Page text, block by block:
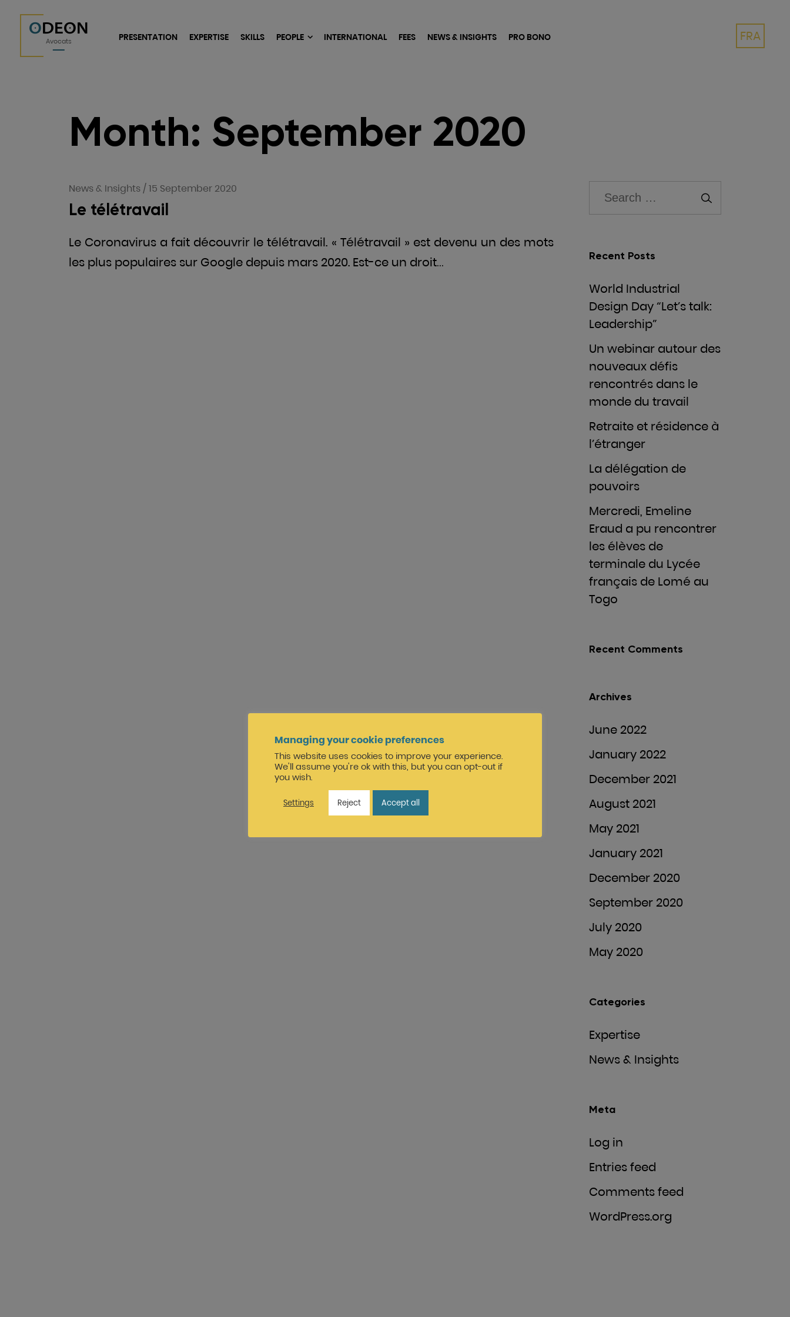
ODEON
Avocats PRESENTATION EXPERTISE SKILLS PEOPLE INTERNATIONAL FEES NEWS & INSIGHTS PRO BONO FRA
Month: September 2020
News & Insights /15 September 2020
Le télétravail
Le Coronavirus a fait découvrir le télétravail. « Télétravail » est devenu un des mots
les plus populaires sur Google depuis mars 2020. Est-ce un droit…
Recent Posts
World Industrial
Design Day “Let’s talk:
Leadership”
Un webinar autour des
nouveaux défis
rencontrés dans le
monde du travail
Retraite et résidence à
l’étranger
La délégation de
pouvoirs
Mercredi, Emeline
Eraud a pu rencontrer
les élèves de
terminale du Lycée
français de Lomé au
Togo
Recent Comments
Archives
June 2022
January 2022
December 2021
August 2021
May 2021
January 2021
December 2020
September 2020
July 2020
May 2020
Categories
Expertise
News & Insights
Meta
Log in
Entries feed
Comments feed
WordPress.org
Managing your cookie preferences
This website uses cookies to improve your experience.
We'll assume you're ok with this, but you can opt-out if
you wish.
Settings Reject Accept all